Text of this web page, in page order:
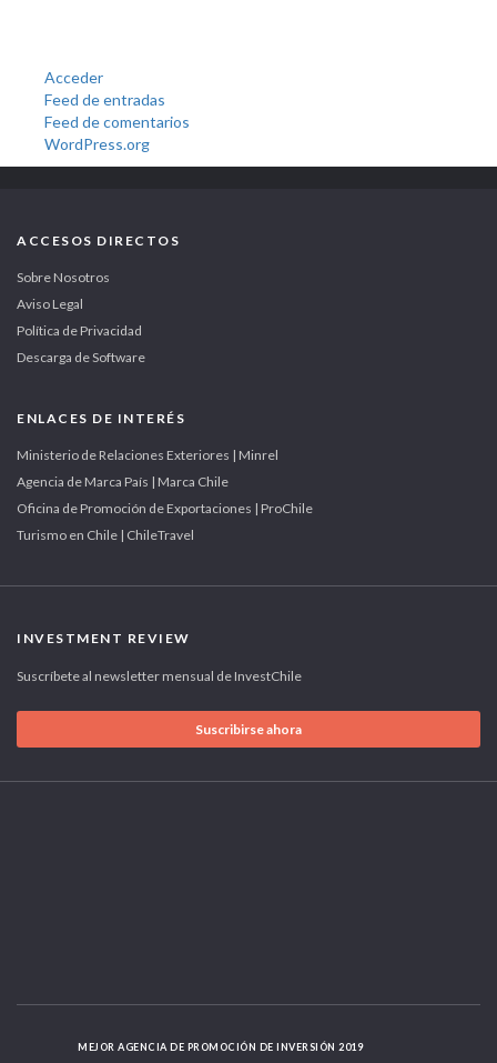
Acceder
Feed de entradas
Feed de comentarios
WordPress.org
ACCESOS DIRECTOS
Sobre Nosotros
Aviso Legal
Política de Privacidad
Descarga de Software
ENLACES DE INTERÉS
Ministerio de Relaciones Exteriores | Minrel
Agencia de Marca País | Marca Chile
Oficina de Promoción de Exportaciones | ProChile
Turismo en Chile | ChileTravel
INVESTMENT REVIEW
Suscríbete al newsletter mensual de InvestChile
Suscribirse ahora
MEJOR AGENCIA DE PROMOCIÓN DE INVERSIÓN 2019